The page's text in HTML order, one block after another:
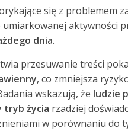
się z problemem
umiarkowanej aktywności
dnia.
przesuwanie treści
, co zmniejsza
wskazują, że ludzie
tryb życia rzadziej
w porównaniu do